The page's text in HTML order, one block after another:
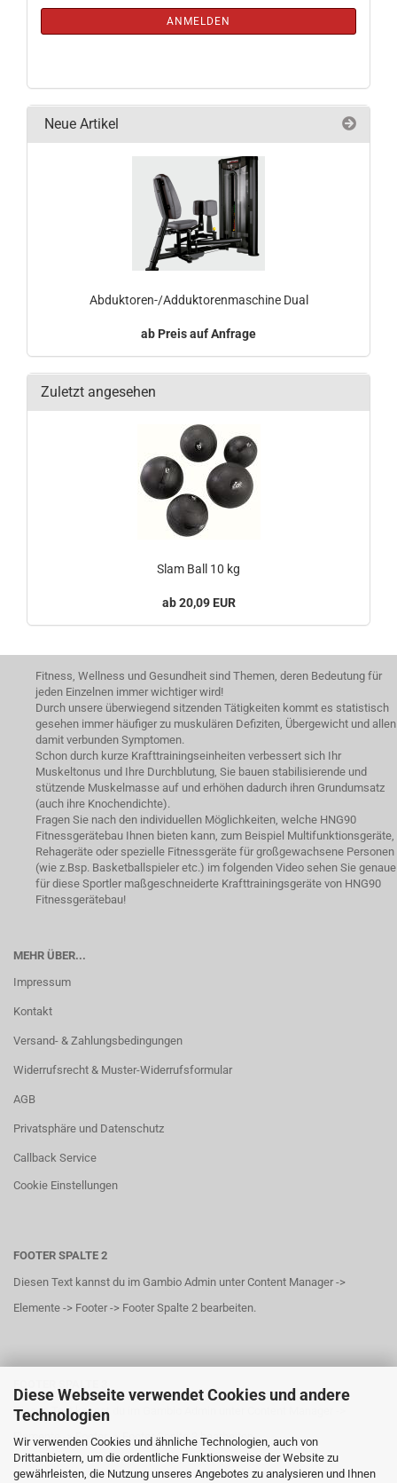
Diese Webseite verwendet Cookies und andere
Technologien
Wir verwenden Cookies und ähnliche Technologien, auch von
Drittanbietern, um die ordentliche Funktionsweise der Website zu
gewährleisten, die Nutzung unseres Angebotes zu analysieren und Ihnen
ANMELDEN
Neue Artikel
Abduktoren-/Adduktorenmaschine Dual
Preis auf Anfrage
Zuletzt angesehen
Slam Ball 10 kg
20,09 EUR
Fitness, Wellness und Gesundheit sind Themen, deren Bedeutung für
jeden Einzelnen immer wichtiger wird!
Durch unsere überwiegend sitzenden Tätigkeiten kommt es statistisch
gesehen immer häufiger zu muskulären Defiziten, Übergewicht und allen
damit verbunden Symptomen.
Schon durch kurze Krafttrainingseinheiten verbessert sich Ihr
Muskeltonus und Ihre Durchblutung, Sie bauen stabilisierende und
stützende Muskelmasse auf und erhöhen dadurch ihren Grundumsatz
(auch ihre Knochendichte).
Fragen Sie nach den individuellen Möglichkeiten, welche HNG90
Fitnessgerätebau Ihnen bieten kann, zum Beispiel Multifunktionsgeräte,
Rehageräte oder spezielle Fitnessgeräte für großgewachsene Personen
(wie z.Bsp. Basketballspieler etc.) im folgenden Video sehen Sie genaue
für diese Sportler maßgeschneiderte Krafttrainingsgeräte von HNG90
Fitnessgerätebau!
MEHR ÜBER...
Impressum
Kontakt
Versand- & Zahlungsbedingungen
Widerrufsrecht & Muster-Widerrufsformular
AGB
Privatsphäre und Datenschutz
Callback Service
Cookie Einstellungen
FOOTER SPALTE 2
Diesen Text kannst du im Gambio Admin unter Content Manager ->
Elemente -> Footer -> Footer Spalte 2 bearbeiten.
Diesen Text kannst du im Gambio Admin unter Content Manager ->
Elemente -> Footer -> Footer Spalte 3 bearbeiten.